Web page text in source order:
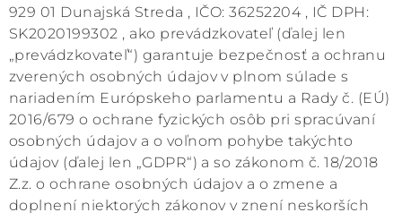
929 01 Dunajská Streda , IČO: 36252204 , IČ DPH:
SK2020199302 , ako prevádzkovateľ (ďalej len
„prevádzkovateľ“) garantuje bezpečnosť a ochranu
zverených osobných údajov v plnom súlade s
nariadením Európskeho parlamentu a Rady č. (EÚ)
2016/679 o ochrane fyzických osôb pri spracúvaní
osobných údajov a o voľnom pohybe takýchto
údajov (ďalej len „GDPR“) a so zákonom č. 18/2018
Z.z. o ochrane osobných údajov a o zmene a
doplnení niektorých zákonov v znení neskorších